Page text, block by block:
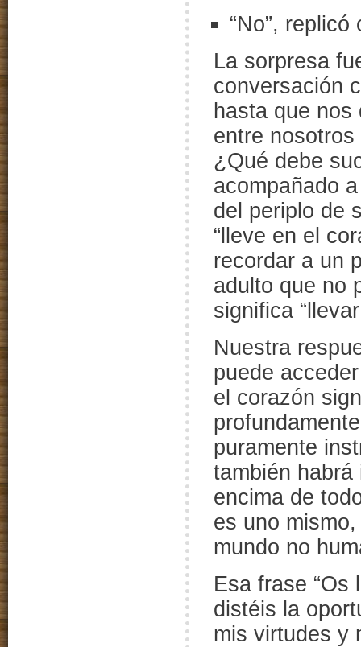
“No”,
La sorpresa
conversación
hasta que nos
entre
¿Qué debe
acompañado
del periplo de
“lleve en el
recordar a un
adulto que no
significa
Nuestra
puede
el corazón
puramente
también
encima de
es uno
mundo no
Esa frase “Os
distéis la
mis virtudes y